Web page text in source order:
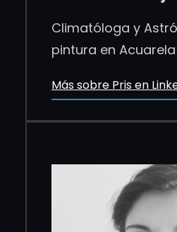
Climatóloga y
pintura en Acuarela
Más sobre Pris en